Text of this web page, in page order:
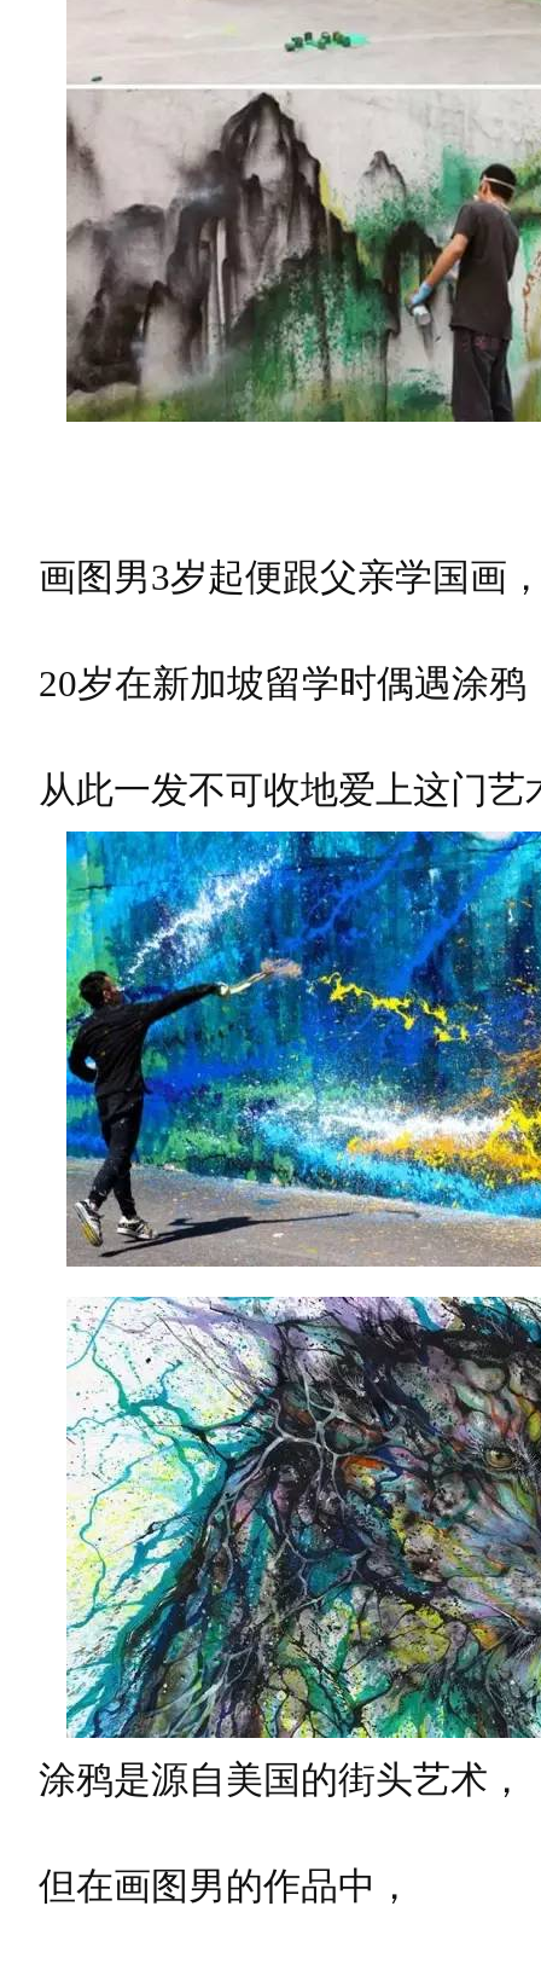
画图男3岁起便跟父亲学国画
20岁在新加坡留学时偶遇涂鸦
从此一发不可收地爱上这门艺
涂鸦是源自美国的街头艺术，
但在画图男的作品中，